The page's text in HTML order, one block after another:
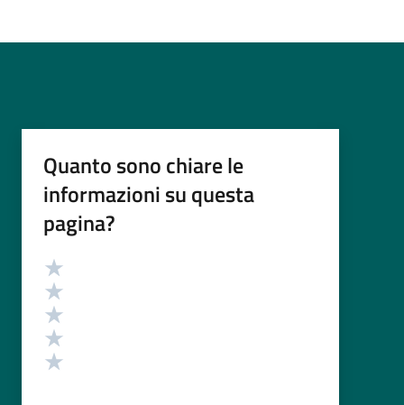
Quanto sono chiare le
informazioni su questa
pagina?
Valutazione